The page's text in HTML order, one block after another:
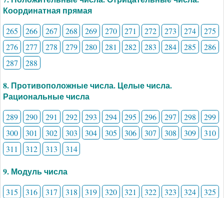
Координатная прямая
265 266 267 268 269 270 271 272 273 274
275
276
277 278 279 280 281 282 283 284 285
286
287
288
8. Противоположные числа. Целые числа.
Рациональные числа
289 290 291 292 293 294 295 296 297 298
299
300
301 302 303 304 305 306 307 308 309
310
311
312 313 314
9. Модуль числа
315 316 317 318 319 320 321 322 323 324
325